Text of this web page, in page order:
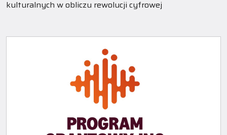
kulturalnych w obliczu rewolucji cyfrowej